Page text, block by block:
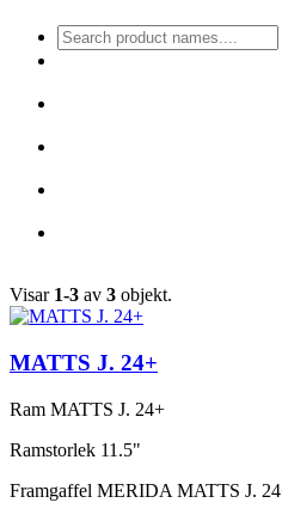
Visar 1-3 av 3 objekt.
MATTS J. 24+
Ram MATTS J. 24+
Ramstorlek 11.5"
Framgaffel MERIDA MATTS J.